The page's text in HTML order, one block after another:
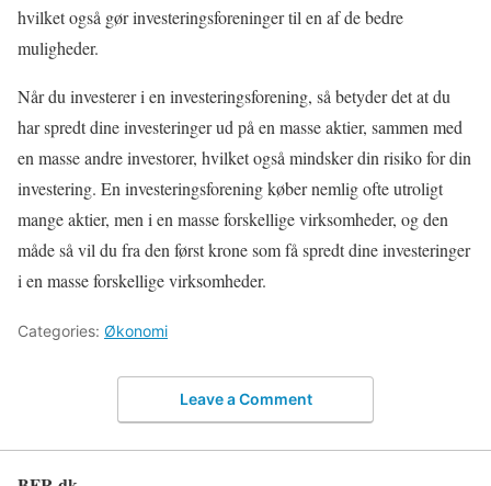
hvilket også gør investeringsforeninger til en af de bedre
muligheder.
Når du investerer i en investeringsforening, så betyder det at du
har spredt dine investeringer ud på en masse aktier, sammen med
en masse andre investorer, hvilket også mindsker din risiko for din
investering. En investeringsforening køber nemlig ofte utroligt
mange aktier, men i en masse forskellige virksomheder, og den
måde så vil du fra den først krone som få spredt dine investeringer
i en masse forskellige virksomheder.
Categories: Økonomi
Leave a Comment